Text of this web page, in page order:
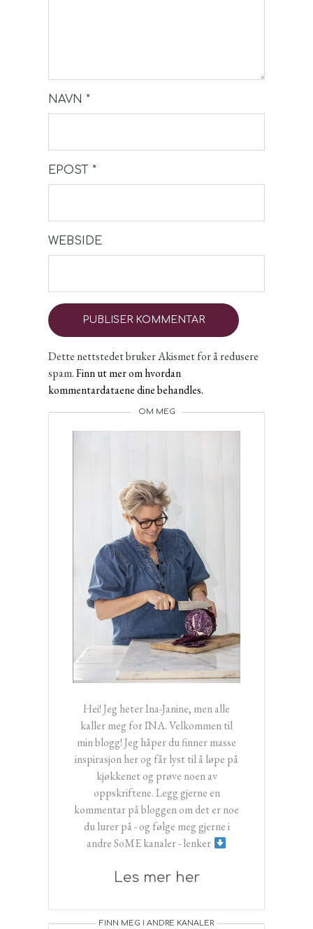
NAVN *
EPOST *
WEBSIDE
Dette nettstedet bruker Akismet for å redusere
spam.Finn ut mer om hvordan
kommentardataene dine behandles.
OM MEG
Hei! Jeg heter Ina-Janine, men alle
kaller meg for INA. Velkommen til
min blogg! Jeg håper du finner masse
inspirasjon her og får lyst til å løpe på
kjøkkenet og prøve noen av
oppskriftene. Legg gjerne en
kommentar på bloggen om det er noe
du lurer på - og følge meg gjerne i
andre SoME kanaler - lenker
Les mer her
FINN MEG I ANDRE KANALER